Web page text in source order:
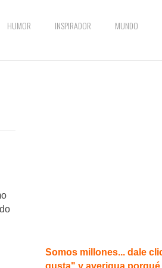
HUMOR INSPIRADOR MUNDO
Somos millones... dale
gusta" y averigua porqué